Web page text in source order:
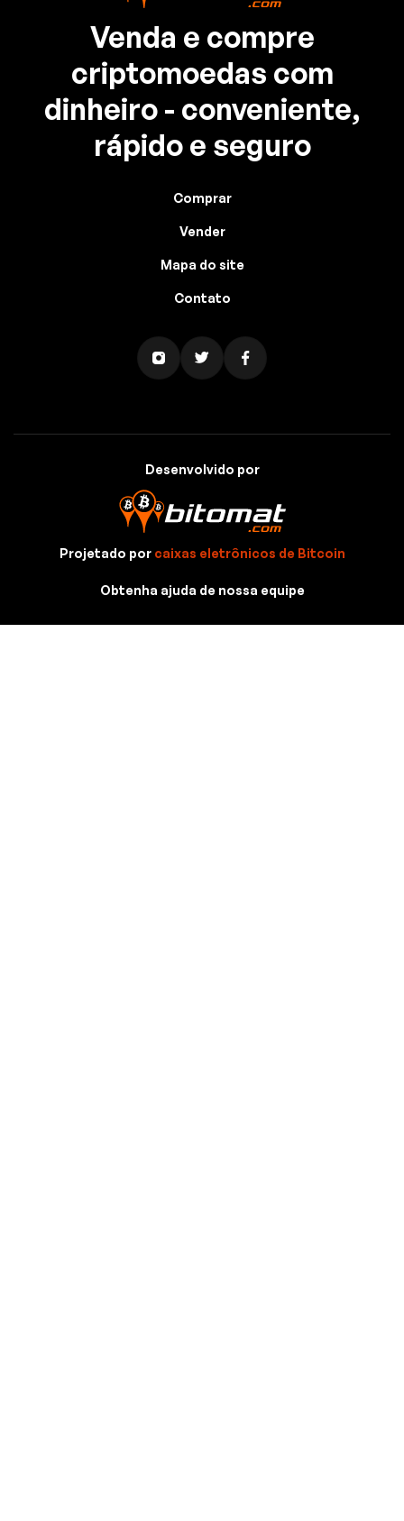
Venda e compre
criptomoedas com
dinheiro - conveniente,
rápido e seguro
Comprar
Vender
Mapa do site
Contato
Desenvolvido por
Projetado por caixas eletrônicos de Bitcoin
Obtenha ajuda de nossa equipe